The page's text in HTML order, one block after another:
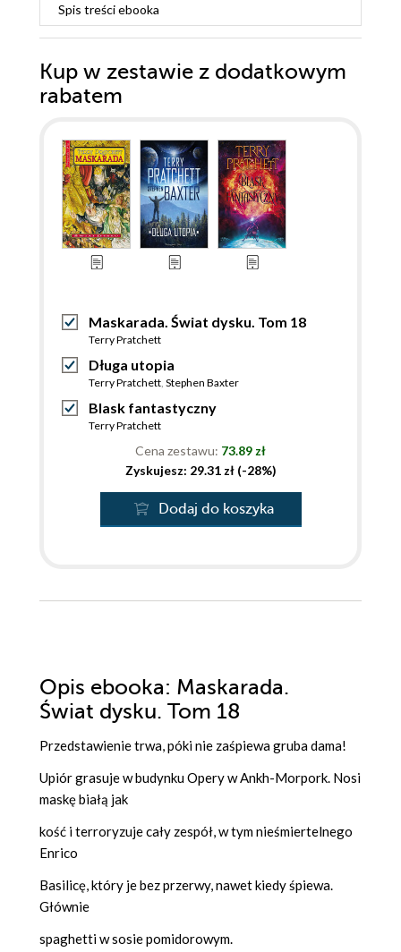
Spis treściebooka
Kup w zestawie z dodatkowym
rabatem
Maskarada. Świat dysku. Tom 18
Terry Pratchett
Długa utopia
Terry Pratchett Stephen Baxter
Blask fantastyczny
Terry Pratchett
Cena zestawu: 73.89 zł
Zyskujesz: 29.31 zł (-28%)
Dodaj do koszyka
Opis ebooka: Maskarada.
Świat dysku. Tom 18
Przedstawienie trwa, póki nie zaśpiewa gruba dama!
Upiór grasuje w budynku Opery w Ankh-Morpork. Nosi
maskę białą jak
kość i terroryzuje cały zespół, w tym nieśmiertelnego
Enrico
Basilicę, który je bez przerwy, nawet kiedy śpiewa.
Głównie
spaghetti w sosie pomidorowym.